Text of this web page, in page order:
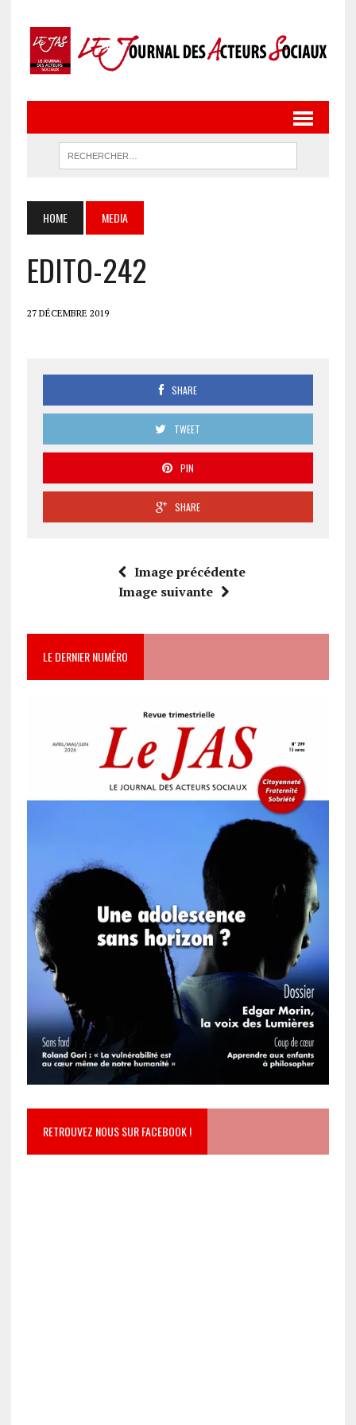
HOME MEDIA
EDITO-242
27 DÉCEMBRE 2019
SHARE
TWEET
PIN
SHARE
Image précédente
Image suivante
LE DERNIER NUMÉRO
RETROUVEZ NOUS SUR FACEBOOK !